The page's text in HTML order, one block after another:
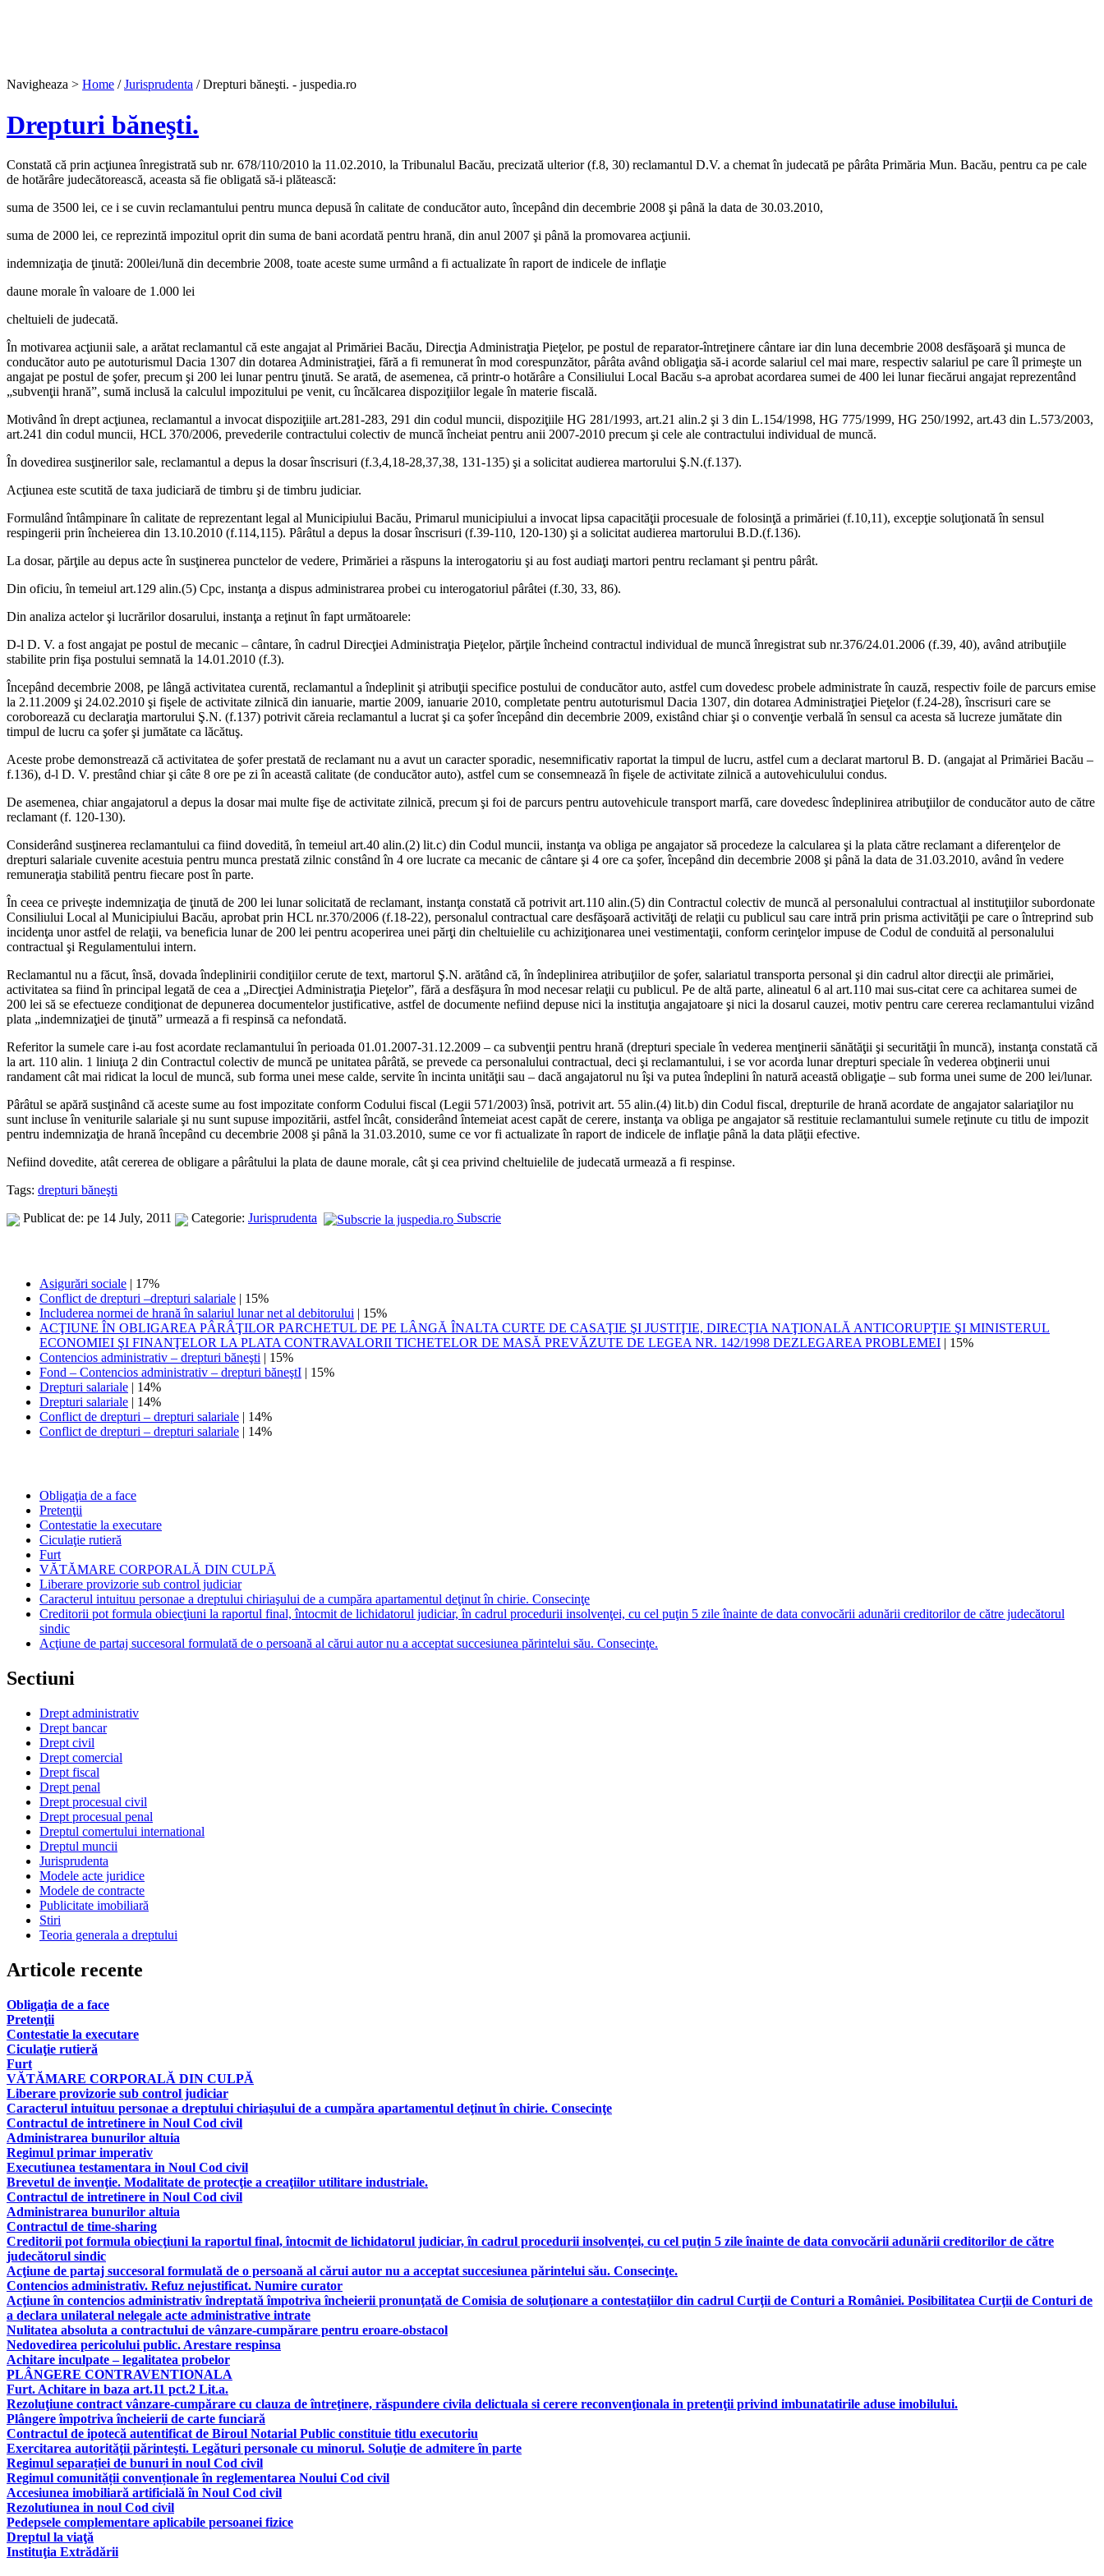
Navigheaza > Home /Jurisprudenta / Drepturi băneşti. - juspedia.ro
Drepturi băneşti.
Constată că prin acţiunea înregistrată sub nr. 678/110/2010 la 11.02.2010, la Tribunalul Bacău, precizată ulterior (f.8, 30) reclamantul D.V. a chemat în judecată pe pârâta Primăria Mun. Bacău, pentru ca pe cale
de hotărâre judecătorească, aceasta să fie obligată să-i plătească:
suma de 3500 lei, ce i se cuvin reclamantului pentru munca depusă în calitate de conducător auto, începând din decembrie 2008 şi până la data de 30.03.2010,
suma de 2000 lei, ce reprezintă impozitul oprit din suma de bani acordată pentru hrană, din anul 2007 şi până la promovarea acţiunii.
indemnizaţia de ţinută: 200lei/lună din decembrie 2008, toate aceste sume urmând a fi actualizate în raport de indicele de inflaţie
daune morale în valoare de 1.000 lei
cheltuieli de judecată.
În motivarea acţiunii sale, a arătat reclamantul că este angajat al Primăriei Bacău, Direcţia Administraţia Pieţelor, pe postul de reparator-întreţinere cântare iar din luna decembrie 2008 desfăşoară şi munca de
conducător auto pe autoturismul Dacia 1307 din dotarea Administraţiei, fără a fi remunerat în mod corespunzător, pârâta având obligaţia să-i acorde salariul cel mai mare, respectiv salariul pe care îl primeşte un
angajat pe postul de şofer, precum şi 200 lei lunar pentru ţinută. Se arată, de asemenea, că printr-o hotărâre a Consiliului Local Bacău s-a aprobat acordarea sumei de 400 lei lunar fiecărui angajat reprezentând
„subvenţii hrană”, sumă inclusă la calculul impozitului pe venit, cu încălcarea dispoziţiilor legale în materie fiscală.
Motivând în drept acţiunea, reclamantul a invocat dispoziţiile art.281-283, 291 din codul muncii, dispoziţiile HG 281/1993, art.21 alin.2 şi 3 din L.154/1998, HG 775/1999, HG 250/1992, art.43 din L.573/2003,
art.241 din codul muncii, HCL 370/2006, prevederile contractului colectiv de muncă încheiat pentru anii 2007-2010 precum şi cele ale contractului individual de muncă.
În dovedirea susţinerilor sale, reclamantul a depus la dosar înscrisuri (f.3,4,18-28,37,38, 131-135) şi a solicitat audierea martorului Ş.N.(f.137).
Acţiunea este scutită de taxa judiciară de timbru şi de timbru judiciar.
Formulând întâmpinare în calitate de reprezentant legal al Municipiului Bacău, Primarul municipiului a invocat lipsa capacităţii procesuale de folosinţă a primăriei (f.10,11), excepţie soluţionată în sensul
respingerii prin încheierea din 13.10.2010 (f.114,115). Pârâtul a depus la dosar înscrisuri (f.39-110, 120-130) şi a solicitat audierea martorului B.D.(f.136).
La dosar, părţile au depus acte în susţinerea punctelor de vedere, Primăriei a răspuns la interogatoriu şi au fost audiaţi martori pentru reclamant şi pentru pârât.
Din oficiu, în temeiul art.129 alin.(5) Cpc, instanţa a dispus administrarea probei cu interogatoriul pârâtei (f.30, 33, 86).
Din analiza actelor şi lucrărilor dosarului, instanţa a reţinut în fapt următoarele:
D-l D. V. a fost angajat pe postul de mecanic – cântare, în cadrul Direcţiei Administraţia Pieţelor, părţile încheind contractul individual de muncă înregistrat sub nr.376/24.01.2006 (f.39, 40), având atribuţiile
stabilite prin fişa postului semnată la 14.01.2010 (f.3).
Începând decembrie 2008, pe lângă activitatea curentă, reclamantul a îndeplinit şi atribuţii specifice postului de conducător auto, astfel cum dovedesc probele administrate în cauză, respectiv foile de parcurs emise
la 2.11.2009 şi 24.02.2010 şi fişele de activitate zilnică din ianuarie, martie 2009, ianuarie 2010, completate pentru autoturismul Dacia 1307, din dotarea Administraţiei Pieţelor (f.24-28), înscrisuri care se
coroborează cu declaraţia martorului Ş.N. (f.137) potrivit căreia reclamantul a lucrat şi ca şofer începând din decembrie 2009, existând chiar şi o convenţie verbală în sensul ca acesta să lucreze jumătate din
timpul de lucru ca şofer şi jumătate ca lăcătuş.
Aceste probe demonstrează că activitatea de şofer prestată de reclamant nu a avut un caracter sporadic, nesemnificativ raportat la timpul de lucru, astfel cum a declarat martorul B. D. (angajat al Primăriei Bacău –
f.136), d-l D. V. prestând chiar şi câte 8 ore pe zi în această calitate (de conducător auto), astfel cum se consemnează în fişele de activitate zilnică a autovehiculului condus.
De asemenea, chiar angajatorul a depus la dosar mai multe fişe de activitate zilnică, precum şi foi de parcurs pentru autovehicule transport marfă, care dovedesc îndeplinirea atribuţiilor de conducător auto de către
reclamant (f. 120-130).
Considerând susţinerea reclamantului ca fiind dovedită, în temeiul art.40 alin.(2) lit.c) din Codul muncii, instanţa va obliga pe angajator să procedeze la calcularea şi la plata către reclamant a diferenţelor de
drepturi salariale cuvenite acestuia pentru munca prestată zilnic constând în 4 ore lucrate ca mecanic de cântare şi 4 ore ca şofer, începând din decembrie 2008 şi până la data de 31.03.2010, având în vedere
remuneraţia stabilită pentru fiecare post în parte.
În ceea ce priveşte indemnizaţia de ţinută de 200 lei lunar solicitată de reclamant, instanţa constată că potrivit art.110 alin.(5) din Contractul colectiv de muncă al personalului contractual al instituţiilor subordonate
Consiliului Local al Municipiului Bacău, aprobat prin HCL nr.370/2006 (f.18-22), personalul contractual care desfăşoară activităţi de relaţii cu publicul sau care intră prin prisma activităţii pe care o întreprind sub
incidenţa unor astfel de relaţii, va beneficia lunar de 200 lei pentru acoperirea unei părţi din cheltuielile cu achiziţionarea unei vestimentaţii, conform cerinţelor impuse de Codul de conduită al personalului
contractual şi Regulamentului intern.
Reclamantul nu a făcut, însă, dovada îndeplinirii condiţiilor cerute de text, martorul Ş.N. arătând că, în îndeplinirea atribuţiilor de şofer, salariatul transporta personal şi din cadrul altor direcţii ale primăriei,
activitatea sa fiind în principal legată de cea a „Direcţiei Administraţia Pieţelor”, fără a desfăşura în mod necesar relaţii cu publicul. Pe de altă parte, alineatul 6 al art.110 mai sus-citat cere ca achitarea sumei de
200 lei să se efectueze condiţionat de depunerea documentelor justificative, astfel de documente nefiind depuse nici la instituţia angajatoare şi nici la dosarul cauzei, motiv pentru care cererea reclamantului vizând
plata „indemnizaţiei de ţinută” urmează a fi respinsă ca nefondată.
Referitor la sumele care i-au fost acordate reclamantului în perioada 01.01.2007-31.12.2009 – ca subvenţii pentru hrană (drepturi speciale în vederea menţinerii sănătăţii şi securităţii în muncă), instanţa constată că
la art. 110 alin. 1 liniuţa 2 din Contractul colectiv de muncă pe unitatea pârâtă, se prevede ca personalului contractual, deci şi reclamantului, i se vor acorda lunar drepturi speciale în vederea obţinerii unui
randament cât mai ridicat la locul de muncă, sub forma unei mese calde, servite în incinta unităţii sau – dacă angajatorul nu îşi va putea îndeplini în natură această obligaţie – sub forma unei sume de 200 lei/lunar.
Pârâtul se apără susţinând că aceste sume au fost impozitate conform Codului fiscal (Legii 571/2003) însă, potrivit art. 55 alin.(4) lit.b) din Codul fiscal, drepturile de hrană acordate de angajator salariaţilor nu
sunt incluse în veniturile salariale şi nu sunt supuse impozitării, astfel încât, considerând întemeiat acest capăt de cerere, instanţa va obliga pe angajator să restituie reclamantului sumele reţinute cu titlu de impozit
pentru indemnizaţia de hrană începând cu decembrie 2008 şi până la 31.03.2010, sume ce vor fi actualizate în raport de indicele de inflaţie până la data plăţii efective.
Nefiind dovedite, atât cererea de obligare a pârâtului la plata de daune morale, cât şi cea privind cheltuielile de judecată urmează a fi respinse.
Tags: drepturi băneşti
Publicat de: pe 14 July, 2011
Categorie: Jurisprudenta Subscrie
Asigurări sociale | 17%
Conflict de drepturi –drepturi salariale | 15%
Includerea normei de hrană în salariul lunar net al debitorului | 15%
ACŢIUNE ÎN OBLIGAREA PÂRÂŢILOR PARCHETUL DE PE LÂNGĂ ÎNALTA CURTE DE CASAŢIE ŞI JUSTIŢIE, DIRECŢIA NAŢIONALĂ ANTICORUPŢIE ŞI MINISTERUL
ECONOMIEI ŞI FINANŢELOR LA PLATA CONTRAVALORII TICHETELOR DE MASĂ PREVĂZUTE DE LEGEA NR. 142/1998 DEZLEGAREA PROBLEMEI | 15%
Contencios administrativ – drepturi băneşti | 15%
Fond – Contencios administrativ – drepturi băneştI | 15%
Drepturi salariale | 14%
Drepturi salariale | 14%
Conflict de drepturi – drepturi salariale | 14%
Conflict de drepturi – drepturi salariale | 14%
Obligaţia de a face
Pretenţii
Contestatie la executare
Ciculaţie rutieră
Furt
VĂTĂMARE CORPORALĂ DIN CULPĂ
Liberare provizorie sub control judiciar
Caracterul intuituu personae a dreptului chiriaşului de a cumpăra apartamentul deţinut în chirie. Consecinţe
Creditorii pot formula obiecţiuni la raportul final, întocmit de lichidatorul judiciar, în cadrul procedurii insolvenţei, cu cel puţin 5 zile înainte de data convocării adunării creditorilor de către judecătorul
sindic
Acţiune de partaj succesoral formulată de o persoană al cărui autor nu a acceptat succesiunea părintelui său. Consecinţe.
Sectiuni
Drept administrativ
Drept bancar
Drept civil
Drept comercial
Drept fiscal
Drept penal
Drept procesual civil
Drept procesual penal
Dreptul comertului international
Dreptul muncii
Jurisprudenta
Modele acte juridice
Modele de contracte
Publicitate imobiliară
Stiri
Teoria generala a dreptului
Articole recente
Obligaţia de a face
Pretenţii
Contestatie la executare
Ciculaţie rutieră
Furt
VĂTĂMARE CORPORALĂ DIN CULPĂ
Liberare provizorie sub control judiciar
Caracterul intuituu personae a dreptului chiriaşului de a cumpăra apartamentul deţinut în chirie. Consecinţe
Contractul de intretinere in Noul Cod civil
Administrarea bunurilor altuia
Regimul primar imperativ
Executiunea testamentara in Noul Cod civil
Brevetul de invenţie. Modalitate de protecţie a creaţiilor utilitare industriale.
Contractul de intretinere in Noul Cod civil
Administrarea bunurilor altuia
Contractul de time-sharing
Creditorii pot formula obiecţiuni la raportul final, întocmit de lichidatorul judiciar, în cadrul procedurii insolvenţei, cu cel puţin 5 zile înainte de data convocării adunării creditorilor de către
judecătorul sindic
Acţiune de partaj succesoral formulată de o persoană al cărui autor nu a acceptat succesiunea părintelui său. Consecinţe.
Contencios administrativ. Refuz nejustificat. Numire curator
Acţiune în contencios administrativ îndreptată împotriva încheierii pronunţată de Comisia de soluţionare a contestaţiilor din cadrul Curţii de Conturi a României. Posibilitatea Curţii de Conturi de
a declara unilateral nelegale acte administrative intrate
Nulitatea absoluta a contractului de vânzare-cumpărare pentru eroare-obstacol
Nedovedirea pericolului public. Arestare respinsa
Achitare inculpate – legalitatea probelor
PLÂNGERE CONTRAVENTIONALA
Furt. Achitare in baza art.11 pct.2 Lit.a.
Rezoluţiune contract vânzare-cumpărare cu clauza de întreţinere, răspundere civila delictuala si cerere reconvenţionala in pretenţii privind imbunatatirile aduse imobilului.
Plângere împotriva încheierii de carte funciară
Contractul de ipotecă autentificat de Biroul Notarial Public constituie titlu executoriu
Exercitarea autorităţii părinteşti. Legături personale cu minorul. Soluţie de admitere în parte
Regimul separației de bunuri in noul Cod civil
Regimul comunității convenționale în reglementarea Noului Cod civil
Accesiunea imobiliară artificială în Noul Cod civil
Rezolutiunea in noul Cod civil
Pedepsele complementare aplicabile persoanei fizice
Dreptul la viaţă
Instituţia Extrădării